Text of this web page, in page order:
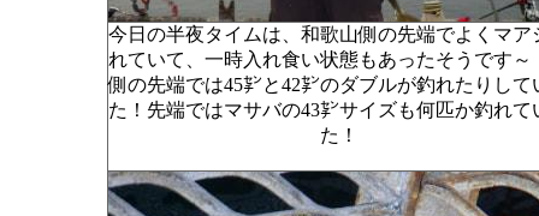
今日の半夜タイムは、和歌山側の先端でよくマア
れていて、一時入れ食い状態もあったそうです～
側の先端では45㌢と42㌢のダブルが釣れたりして
た！先端ではマサバの43㌢サイズも何匹か釣れて
た！